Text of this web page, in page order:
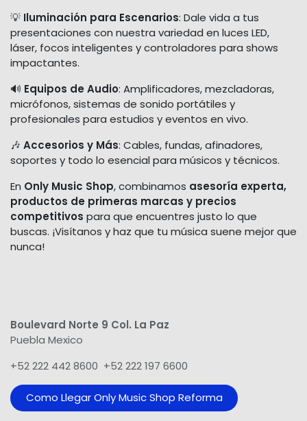
💡 Iluminación para Escenarios: Dale vida a tus
presentaciones con nuestra variedad en luces LED,
láser, focos inteligentes y controladores para shows
impactantes.
🔊 Equipos de Audio: Amplificadores, mezcladoras,
micrófonos, sistemas de sonido portátiles y
profesionales para estudios y eventos en vivo.
🎶 Accesorios y Más: Cables, fundas, afinadores,
soportes y todo lo esencial para músicos y técnicos.
En Only Music Shop, combinamos asesoría experta,
productos de primeras marcas y precios
competitivos para que encuentres justo lo que
buscas. ¡Visítanos y haz que tu música suene mejor que
nunca!
Boulevard Norte 9 Col. La Paz
Puebla Mexico
+52 222 442 8600 +52 222 197 6600
Como Llegar Only Music Shop​ Reforma